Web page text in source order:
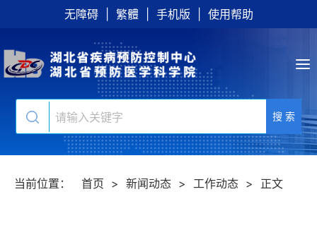
无障碍 繁體 手机版 使用帮助
搜 索
当前位置： 首页 > 新闻动态 > 工作动态 > 正文